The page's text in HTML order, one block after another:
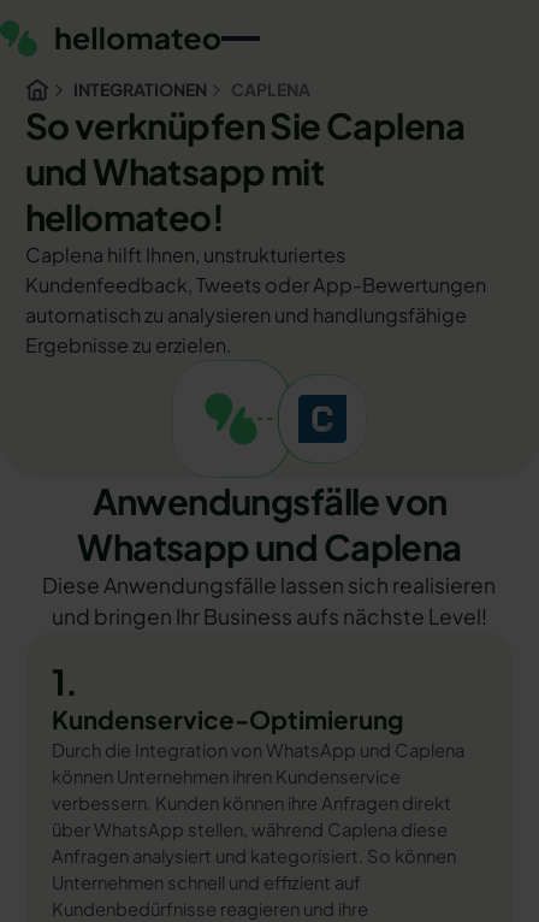
INTEGRATIONEN CAPLENA
So verknüpfen Sie Caplena
und Whatsapp mit
hellomateo!
Caplena hilft Ihnen, unstrukturiertes
Kundenfeedback, Tweets oder App-Bewertungen
automatisch zu analysieren und handlungsfähige
Ergebnisse zu erzielen.
Anwendungsfälle von
Whatsapp und Caplena
Diese Anwendungsfälle lassen sich realisieren
und bringen Ihr Business aufs nächste Level!
1.
Kundenservice-Optimierung
Durch die Integration von WhatsApp und Caplena
können Unternehmen ihren Kundenservice
verbessern. Kunden können ihre Anfragen direkt
über WhatsApp stellen, während Caplena diese
Anfragen analysiert und kategorisiert. So können
Unternehmen schnell und effizient auf
Kundenbedürfnisse reagieren und ihre